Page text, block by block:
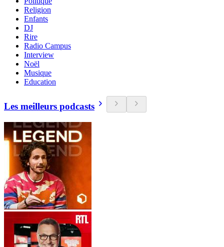
Religion
Enfants
DJ
Rire
Radio Campus
Interview
Noël
Musique
Education
Les meilleurs podcasts